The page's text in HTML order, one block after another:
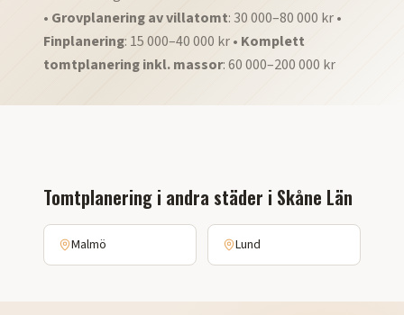
• Grovplanering av villatomt: 30 000–80 000 kr •
Finplanering: 15 000–40 000 kr • Komplett
tomtplanering inkl. massor: 60 000–200 000 kr
Tomtplanering i andra städer i Skåne Län
Malmö Lund